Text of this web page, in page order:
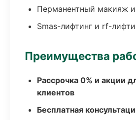
Перманентный макияж
Smas-лифтинг и rf-
Преимущества
Рассрочка 0% и акции
клиентов
Бесплатная